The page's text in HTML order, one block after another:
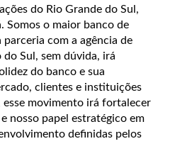
do Rio Grande do Sul,
Somos o maior banco de
com a agência de
Sul, sem dúvida, irá
do banco e sua
clientes e instituições
esse movimento irá fortalecer
nosso papel estratégico em
definidas pelos